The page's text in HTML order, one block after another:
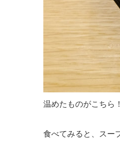
温めたものがこちら
食べてみると、スー